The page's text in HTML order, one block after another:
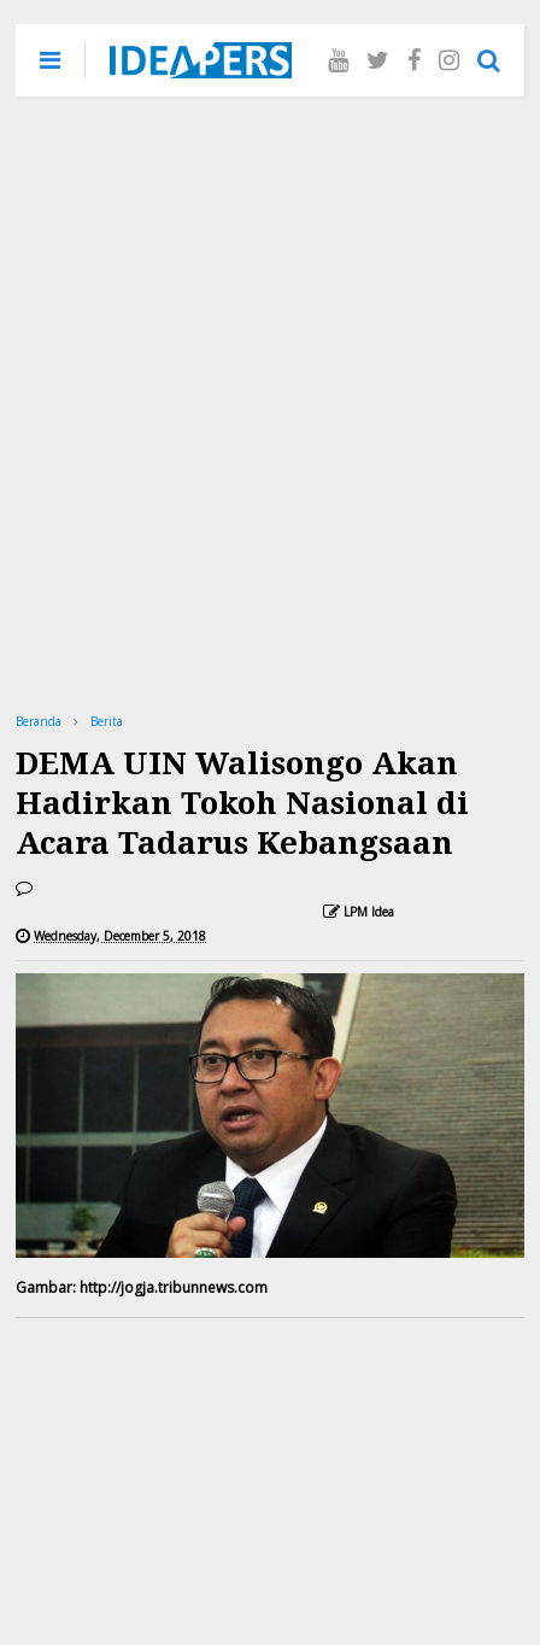
Beranda Berita
DEMA UIN Walisongo Akan
Hadirkan Tokoh Nasional di
Acara Tadarus Kebangsaan
LPM Idea
Wednesday, December 5, 2018
Gambar: http://jogja.tribunnews.com